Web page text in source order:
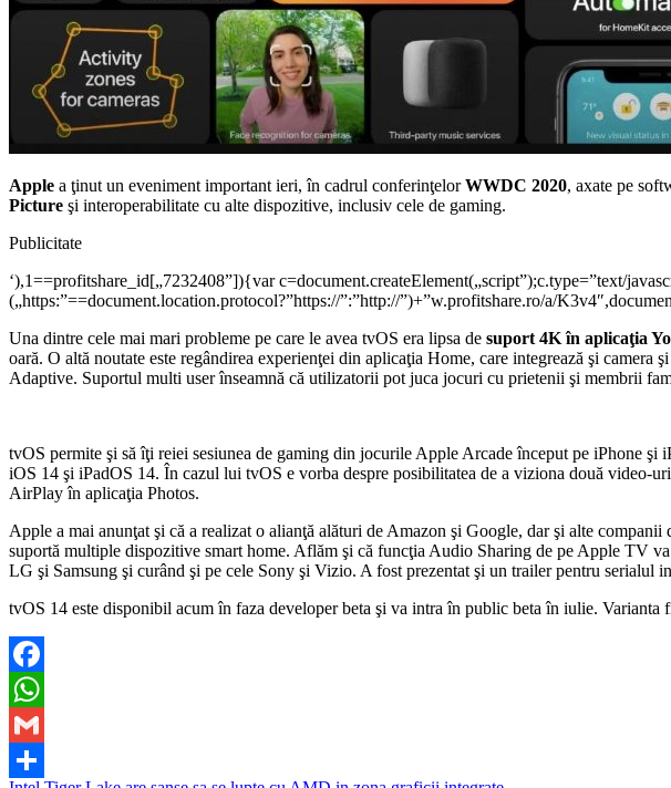
Apple a ţinut un eveniment important ieri, în cadrul conferinţelorWWDC 2020, axate pe
Picture şi interoperabilitate cu alte dispozitive, inclusiv cele de gaming.
Publicitate
‘),1==profitshare_id[„7232408”]){var c=document.createElement(„script”);c.type=”text/
(„https:”==document.location.protocol?”https://”:”http://”)+”w.profitshare.ro/a/
Una dintre cele mai mari probleme pe care le avea tvOS era lipsa de suport 4K în aplicaţia
oară. O altă noutate este regândirea experienţei din aplicaţia Home, care integrează şi
Adaptive. Suportul multi user înseamnă că utilizatorii pot juca jocuri cu prietenii şi membrii
tvOS permite şi să îţi reiei sesiunea de gaming din jocurile Apple Arcade început pe iPhone
iOS 14 şi iPadOS 14. În cazul lui tvOS e vorba despre posibilitatea de a viziona două
AirPlay în aplicaţia Photos.
Apple a mai anunţat şi că a realizat o alianţă alături de Amazon şi Google, dar şi alte
suportă multiple dispozitive smart home. Aflăm şi că funcţia Audio Sharing de pe Apple TV
LG şi Samsung şi curând şi pe cele Sony şi Vizio. A fost prezentat şi un trailer pentru serialul
tvOS 14 este disponibil acum în faza developer beta şi va intra în public beta în iulie. Varianta
Facebook
WhatsApp
Gmail